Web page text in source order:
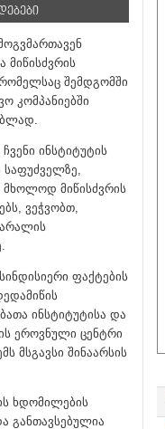
მიწისძვრის
შემდგომში
კომპანიებში
ინსტიტუტის
საფუძველზე,
მიწისძვრის
ვეჭვობთ,
ფაქტების
ინსტიტუტისა და
ეროვნული ცენტრი
მსგავსი შინაარსის
ხდომილების
განთავსებულია